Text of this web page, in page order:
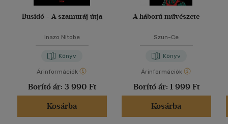
Busidó - A szamuráj útja
Inazo Nitobe
Könyv
Árinformációk
Borító ár: 3 990 Ft
Kosárba
A háború művészete
Szun-Ce
Könyv
Árinformációk
Borító ár: 1 999 Ft
Kosárba